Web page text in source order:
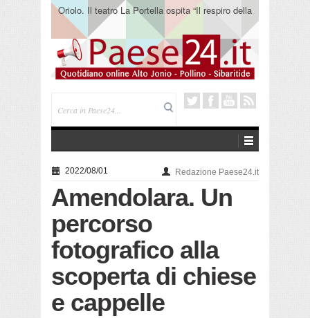
Oriolo. Il teatro La Portella ospita “Il respiro della
terra” del collettivo 365
2022/08/01 Redazione Paese24.it
Amendolara. Un
percorso
fotografico alla
scoperta di chiese
e cappelle